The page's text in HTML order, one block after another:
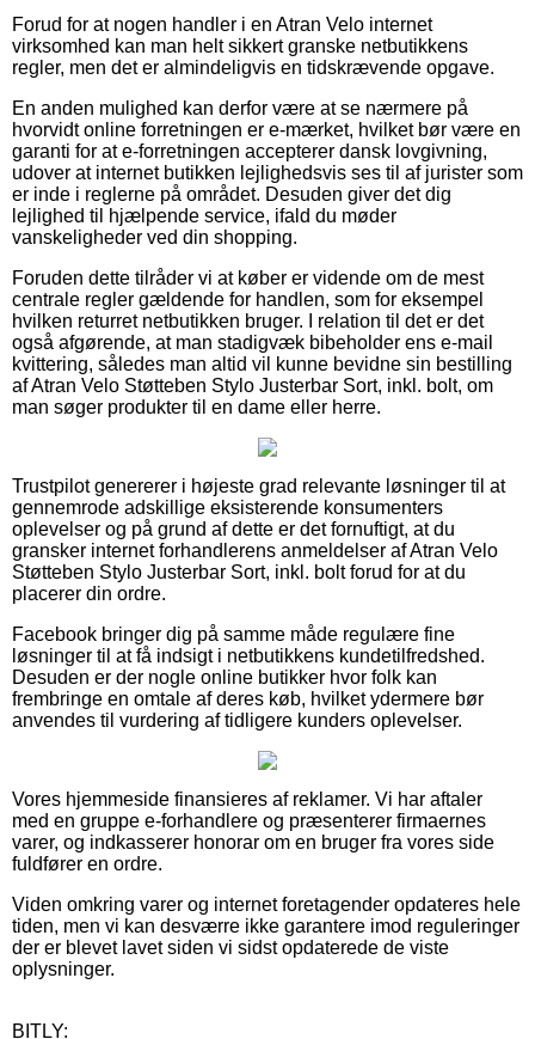
Forud for at nogen handler i en Atran Velo internet
virksomhed kan man helt sikkert granske netbutikkens
regler, men det er almindeligvis en tidskrævende opgave.
En anden mulighed kan derfor være at se nærmere på
hvorvidt online forretningen er e-mærket, hvilket bør være en
garanti for at e-forretningen accepterer dansk lovgivning,
udover at internet butikken lejlighedsvis ses til af jurister som
er inde i reglerne på området. Desuden giver det dig
lejlighed til hjælpende service, ifald du møder
vanskeligheder ved din shopping.
Foruden dette tilråder vi at køber er vidende om de mest
centrale regler gældende for handlen, som for eksempel
hvilken returret netbutikken bruger. I relation til det er det
også afgørende, at man stadigvæk bibeholder ens e-mail
kvittering, således man altid vil kunne bevidne sin bestilling
af Atran Velo Støtteben Stylo Justerbar Sort, inkl. bolt, om
man søger produkter til en dame eller herre.
Trustpilot genererer i højeste grad relevante løsninger til at
gennemrode adskillige eksisterende konsumenters
oplevelser og på grund af dette er det fornuftigt, at du
gransker internet forhandlerens anmeldelser af Atran Velo
Støtteben Stylo Justerbar Sort, inkl. bolt forud for at du
placerer din ordre.
Facebook bringer dig på samme måde regulære fine
løsninger til at få indsigt i netbutikkens kundetilfredshed.
Desuden er der nogle online butikker hvor folk kan
frembringe en omtale af deres køb, hvilket ydermere bør
anvendes til vurdering af tidligere kunders oplevelser.
Vores hjemmeside finansieres af reklamer. Vi har aftaler
med en gruppe e-forhandlere og præsenterer firmaernes
varer, og indkasserer honorar om en bruger fra vores side
fuldfører en ordre.
Viden omkring varer og internet foretagender opdateres hele
tiden, men vi kan desværre ikke garantere imod reguleringer
der er blevet lavet siden vi sidst opdaterede de viste
oplysninger.
BITLY: